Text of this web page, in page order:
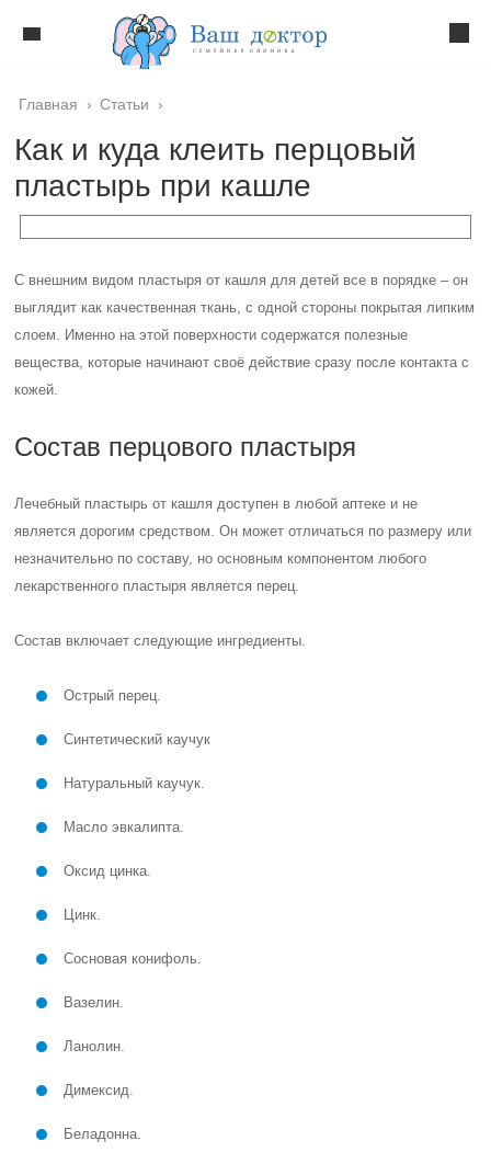
Главная › Статьи ›
Как и куда клеить перцовый
пластырь при кашле
С внешним видом пластыря от кашля для детей все в порядке – он
выглядит как качественная ткань, с одной стороны покрытая липким
слоем. Именно на этой поверхности содержатся полезные
вещества, которые начинают своё действие сразу после контакта с
кожей.
Состав перцового пластыря
Лечебный пластырь от кашля доступен в любой аптеке и не
является дорогим средством. Он может отличаться по размеру или
незначительно по составу, но основным компонентом любого
лекарственного пластыря является перец.
Состав включает следующие ингредиенты.
Острый перец.
Синтетический каучук
Натуральный каучук.
Масло эвкалипта.
Оксид цинка.
Цинк.
Сосновая конифоль.
Вазелин.
Ланолин.
Димексид.
Беладонна.